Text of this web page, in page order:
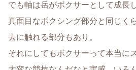
でも軸は岳がボクサーとして成長
真面目なボクシング部分と同じく
去に触れる部分もあり。
それにしてもボクサーって本当に